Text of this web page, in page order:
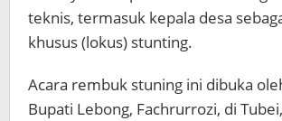
teknis, termasuk kepala desa
khusus (lokus) stunting.
Acara rembuk stuning ini dibuka
Bupati Lebong, Fachrurrozi, di